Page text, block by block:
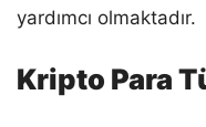
yardımcı olmaktadır.
Kripto Para